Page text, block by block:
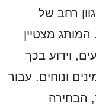
רחב של
המותג מצטיין
וידוע בכך
ונוחים. עבור
הבחירה